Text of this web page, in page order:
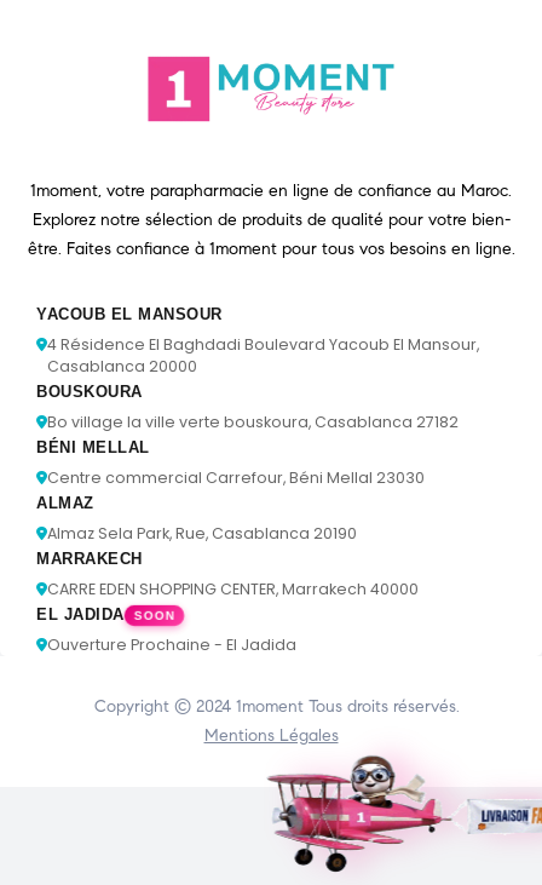
1moment, votre parapharmacie en ligne de confiance au Maroc.
Explorez notre sélection de produits de qualité pour votre bien-
être. Faites confiance à 1moment pour tous vos besoins en ligne.
YACOUB EL MANSOUR
4 Résidence El Baghdadi Boulevard Yacoub El Mansour,
Casablanca 20000
BOUSKOURA
Bo village la ville verte bouskoura, Casablanca 27182
BÉNI MELLAL
Centre commercial Carrefour, Béni Mellal 23030
ALMAZ
Almaz Sela Park, Rue, Casablanca 20190
MARRAKECH
CARRE EDEN SHOPPING CENTER, Marrakech 40000
EL JADIDA SOON
Ouverture Prochaine - El Jadida
Copyright © 2024 1moment Tous droits réservés.
Mentions Légales